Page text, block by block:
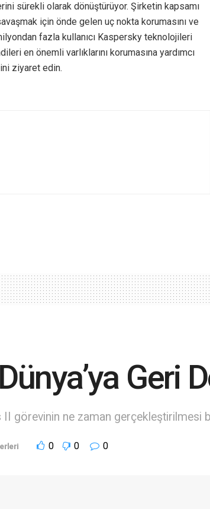
sürekli olarak dönüştürüyor. Şirketin kapsamı
için önde gelen uç nokta korumasını ve
fazla kullanıcı Kaspersky teknolojileri
en önemli varlıklarını korumasına yardımcı
ziyaret edin.
Geri
II görevinin ne zaman gerçekleştirilmesi
0 0 0